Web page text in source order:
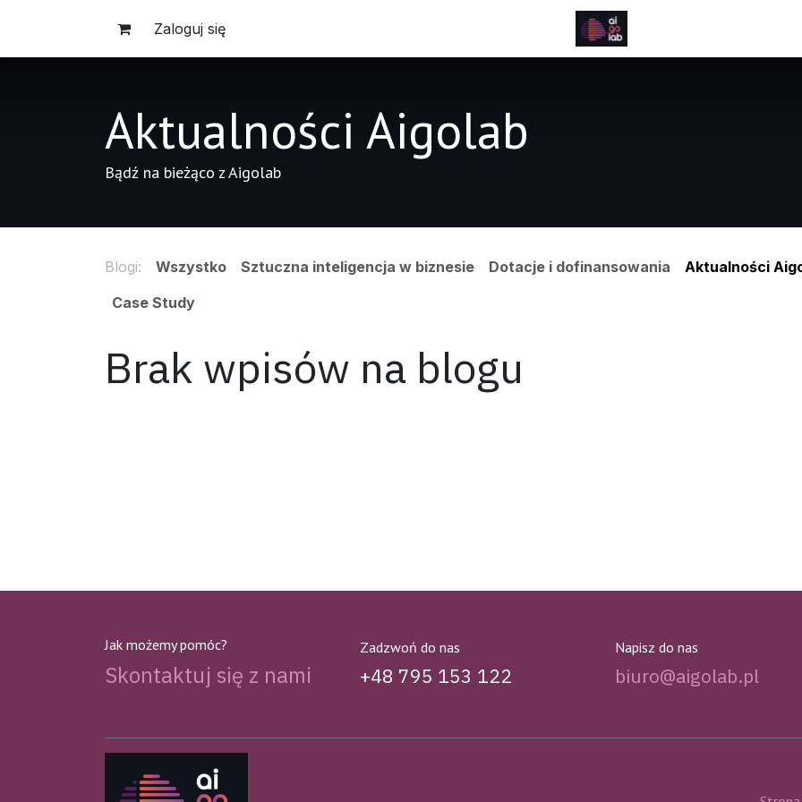
Zaloguj się
Aktualności Aigolab
Bądź na bieżąco z Aigolab
Blogi: Wszystko Sztuczna inteligencja w biznesie Dotacje i dofinansowania
Aktualności
Case Study
Brak wpisów na blogu
Jak możemy pomóc?
Skontaktuj się z nami
Zadzwoń do nas
+48 795 153 122
Napisz do nas
biuro@aigolab.pl